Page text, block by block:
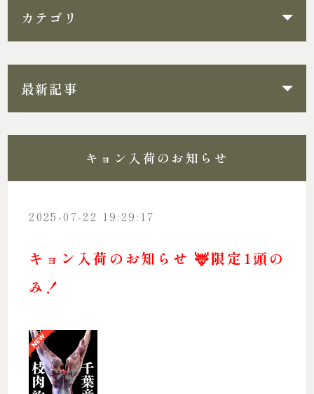
カテゴリ
最新記事
キョン入荷のお知らせ
2025-07-22 19:29:17
キョン入荷のお知らせ 🦌限定1頭の
み！